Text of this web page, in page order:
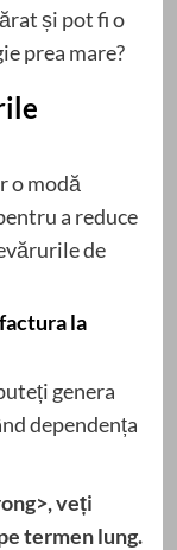
și pot fi o
prea mare?
o modă
a reduce
de
la
genera
dependența
veți
termen lung.